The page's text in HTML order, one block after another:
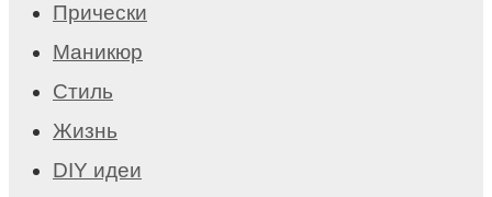
Прически
Маникюр
Стиль
Жизнь
DIY идеи